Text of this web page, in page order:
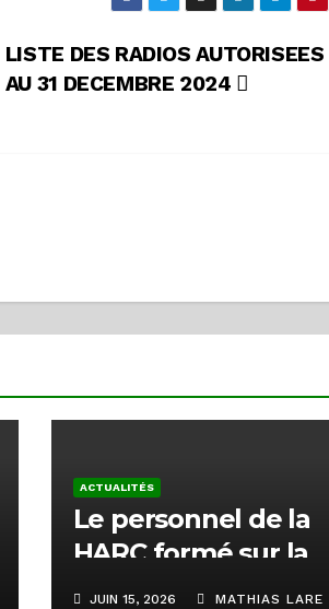
LISTE DES RADIOS AUTORISEES
AU 31 DECEMBRE 2024
ACTUALITÉS
Le personnel de la
HARC formé sur la
question des
JUIN 15, 2026 MATHIAS LARE